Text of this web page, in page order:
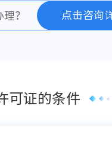
？ 点击咨询
可证的条件